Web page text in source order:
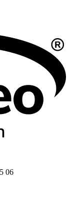
06